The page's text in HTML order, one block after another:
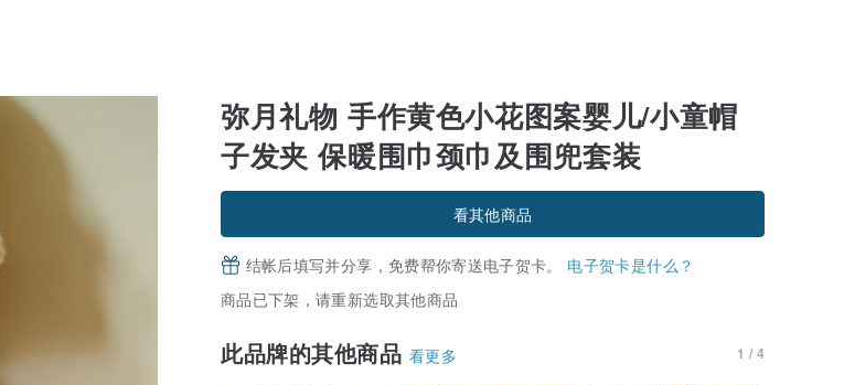
弥月礼物 手作黄色小花图案婴儿/小童帽
子发夹 保暖围巾颈巾及围兜套装
看其他商品
结帐后填写并分享，免费帮你寄送电子贺卡。 电子贺卡是什么？
商品已下架，请重新选取其他商品
此品牌的其他商品 看更多 1 / 4